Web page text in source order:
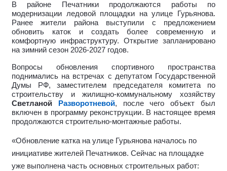
В районе Печатники продолжаются работы по
модернизации ледовой площадки на улице Гурьянова.
Ранее жители района выступили с предложением
обновить каток и создать более современную и
комфортную инфраструктуру. Открытие запланировано
на зимний сезон 2026-2027 годов.
Вопросы обновления спортивного пространства
поднимались на встречах с депутатом Государственной
Думы РФ, заместителем председателя комитета по
строительству и жилищно-коммунальному хозяйству
Светланой
Разворотневой, после чего объект был
включен в программу реконструкции. В настоящее время
продолжаются строительно-монтажные работы.
«Обновление катка на улице Гурьянова началось по
инициативе жителей Печатников. Сейчас на площадке
уже выполнена часть основных строительных работ: